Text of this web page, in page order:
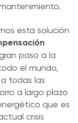
esta solución
paso a la
el mundo,
todas las
a largo plazo
que es
crisis